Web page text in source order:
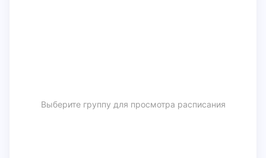
Выберите группу для просмотра расписания